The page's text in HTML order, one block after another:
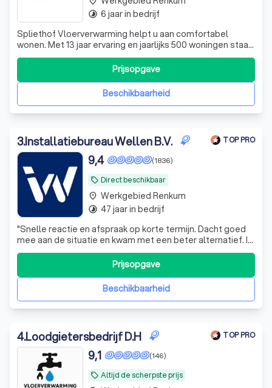
Spliethof Vloerverwarming helpt u aan comfortabel
wonen. Met 13 jaar ervaring en jaarlijks 500 woningen staan
wij voor vakmanschap, betrouwbaarheid en persoonlijke
Beschikbaarheid
Prijsopgave
timelapse 6 jaar in bedrijf
3.Installatiebureau Wellen B.V. TOP PRO
local_offer Direct beschikbaar
(1836)
9,4
"Snelle reactie en afspraak op korte termijn. Dacht goed
mee aan de situatie en kwam met een beter alternatief. Ik
kan dit bedrijf aan iedereen advisere"
Beschikbaarheid
Prijsopgave
place Werkgebied Renkum
timelapse 47 jaar in bedrijf
4.Loodgietersbedrijf D.H TOP PRO
local_offer Altijd de scherpste prijs
(146)
9,1